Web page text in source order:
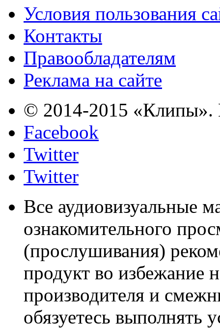
Условия пользования
Контакты
Правообладателям
Реклама на сайте
© 2014-2015 «Клипы».
Facebook
Twitter
Twitter
Все аудиовизуальные
ознакомительного
(прослушивания)
продукт во избежание
производителя и
обязуетесь выполнять